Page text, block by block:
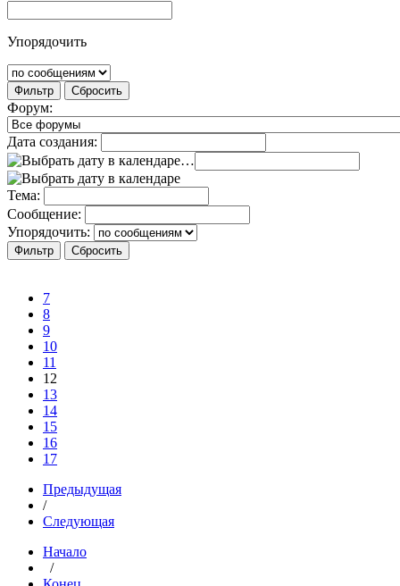
Упорядочить
Фильтр Сбросить
Форум:
Дата создания:
…
Тема:
Сообщение:
Упорядочить:
7
8
9
10
11
12
13
14
15
16
17
Предыдущая
/
Следующая
Начало
/